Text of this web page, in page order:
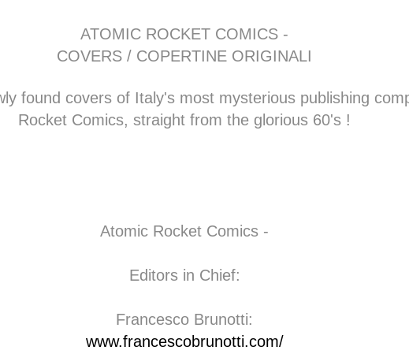
ATOMIC ROCKET COMICS -
COVERS / COPERTINE ORIGINALI
found covers of Italy's most mysterious publishing
Rocket Comics, straight from the glorious 60's !
Atomic Rocket Comics -
Editors in Chief:
Francesco Brunotti:
www.francescobrunotti.com/